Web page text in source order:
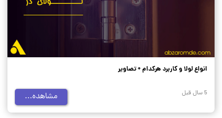
انواع لولا و کاربرد هرکدام + تصاویر
5 سال قبل مشاهده...